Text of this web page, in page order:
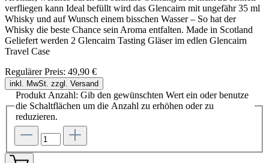
verfliegen kann Ideal befüllt wird das Glencairn mit ungefähr 35 ml
Whisky und auf Wunsch einem bisschen Wasser – So hat der
Whisky die beste Chance sein Aroma entfalten. Made in Scotland
Geliefert werden 2 Glencairn Tasting Gläser im edlen Glencairn
Travel Case
Regulärer Preis: 49,90 €
inkl. MwSt. zzgl. Versand
Produkt Anzahl: Gib den gewünschten Wert ein oder benutze
die Schaltflächen um die Anzahl zu erhöhen oder zu
reduzieren.